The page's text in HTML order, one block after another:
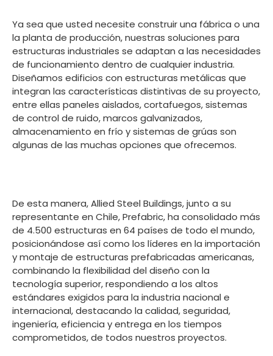
Ya sea que usted necesite construir una fábrica o una
la planta de producción, nuestras soluciones para
estructuras industriales se adaptan a las necesidades
de funcionamiento dentro de cualquier industria.
Diseñamos edificios con estructuras metálicas que
integran las características distintivas de su proyecto,
entre ellas paneles aislados, cortafuegos, sistemas
de control de ruido, marcos galvanizados,
almacenamiento en frío y sistemas de grúas son
algunas de las muchas opciones que ofrecemos.
De esta manera, Allied Steel Buildings, junto a su
representante en Chile, Prefabric, ha consolidado más
de 4.500 estructuras en 64 países de todo el mundo,
posicionándose así como los líderes en la importación
y montaje de estructuras prefabricadas americanas,
combinando la flexibilidad del diseño con la
tecnología superior, respondiendo a los altos
estándares exigidos para la industria nacional e
internacional, destacando la calidad, seguridad,
ingeniería, eficiencia y entrega en los tiempos
comprometidos, de todos nuestros proyectos.